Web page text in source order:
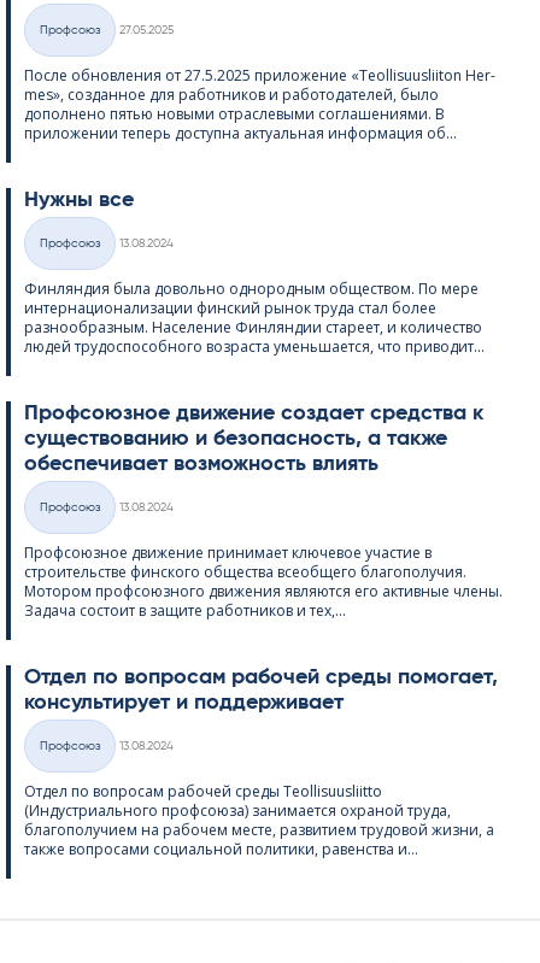
Категории
Профсоюз
27.05.2025
После обновления от 27.5.2025 приложение «Teol­li­suus­lii­ton Her­
mes», созданное для работников и работодателей, было
дополнено пятью новыми отраслевыми соглашениями. В
приложении теперь доступна актуальная информация об...
Нужны все
Категории
Профсоюз
13.08.2024
Финляндия была довольно однородным обществом. По мере
интернационализации финский рынок труда стал более
разнообразным. Население Финляндии стареет, и количество
людей трудоспособного возраста уменьшается, что приводит...
Профсоюзное движение создает средства к
существованию и безопасность, а также
обеспечивает возможность влиять
Категории
Профсоюз
13.08.2024
Профсоюзное движение принимает ключевое участие в
строительстве финского общества всеобщего благополучия.
Мотором профсоюзного движения являются его активные члены.
Задача состоит в защите работников и тех,...
Отдел по вопросам рабочей среды помогает,
консультирует и поддерживает
Категории
Профсоюз
13.08.2024
Отдел по вопросам рабочей среды Teol­li­suus­liitto
(Индустриального профсоюза) занимается охраной труда,
благополучием на рабочем месте, развитием трудовой жизни, а
также вопросами социальной политики, равенства и...